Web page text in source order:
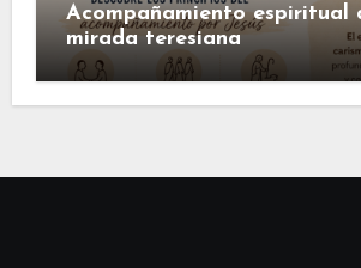
Acompañamiento espiritual
mirada teresiana